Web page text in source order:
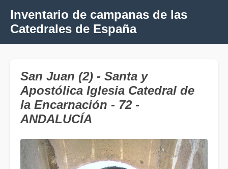
Inventario de campanas de las
Catedrales de España
San Juan (2) - Santa y
Apostólica Iglesia Catedral de
la Encarnación - 72 -
ANDALUCÍA